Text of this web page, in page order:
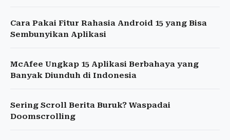
Cara Pakai Fitur Rahasia Android 15 yang Bisa
Sembunyikan Aplikasi
McAfee Ungkap 15 Aplikasi Berbahaya yang
Banyak Diunduh di Indonesia
Sering Scroll Berita Buruk? Waspadai
Doomscrolling